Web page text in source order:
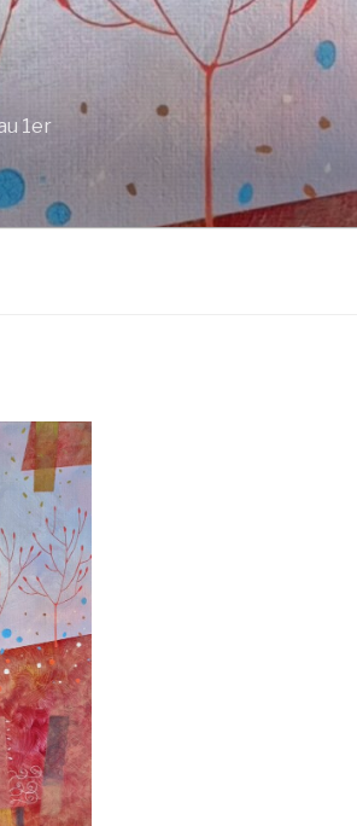
1er